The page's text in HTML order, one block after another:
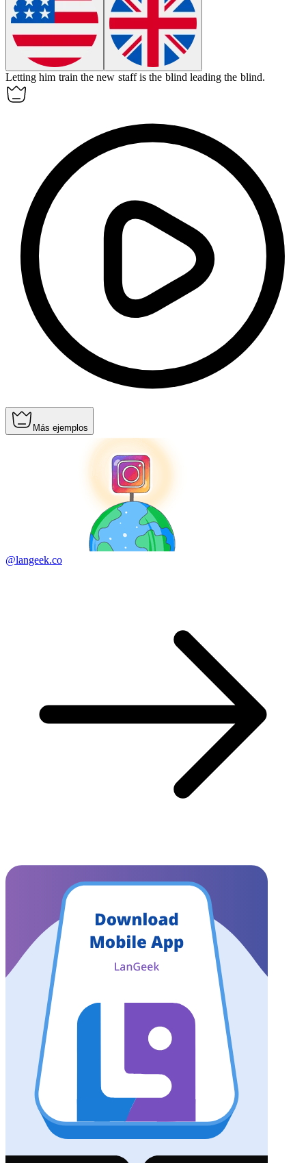
Letting him train the new staff is the blind leading the blind.
Más ejemplos
@langeek.co